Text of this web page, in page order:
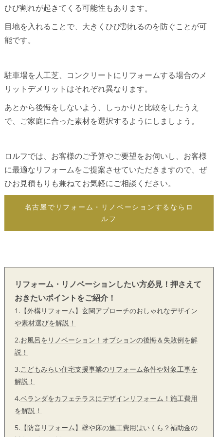
ひび割れが起きてくる可能性もあります。
目地を入れることで、大きくひび割れるのを防ぐことが可
能です。
駐車場を人工芝、コンクリートにリフォームする場合のメ
リットデメリットはそれぞれ異なります。
あとから後悔をしないよう、しっかりと比較をしたうえ
で、ご家庭に合った素材を選択するようにしましょう。
ロルフでは、お客様のご予算やご要望をお伺いし、お客様
に最適なリフォームをご提案させていただきますので、ぜ
ひお見積もりも兼ねてお気軽にご相談ください。
名古屋でリフォーム・リノベーションするならロ
ルフ
リフォーム・リノベーションしたい方必見！押さえて
おきたいポイントをご紹介！
1. 【外構リフォーム】玄関アプローチのおしゃれなデザイン
や素材選びを解説！
2.お風呂をリノベーション！オプションの後悔＆失敗例を解
説！
3.こどもみらい住宅支援事業のリフォーム条件や対象工事を
解説！
4.ベランダをカフェテラスにデザインリフォーム！施工費用
を解説！
5. 【防音リフォーム】壁や床の施工費用はいくら？補助金の